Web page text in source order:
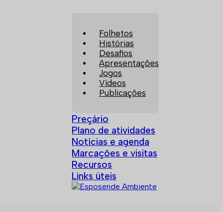
Folhetos
Histórias
Desafios
Apresentações
Jogos
Vídeos
Publicações
Preçário
Plano de atividades
Notícias e agenda
Marcações e visitas
Recursos
Links úteis